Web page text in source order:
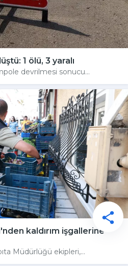
1 ölü, 3 yaralı
devrilmesi sonucu...
kaldırım işgallerine
Müdürlüğü ekipleri,...